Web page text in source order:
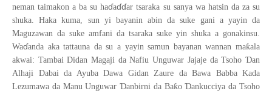
neman taimakon a ba su haɗaɗɗar tsaraka su sanya wa hatsin da za su
shuka. Haka kuma, sun yi bayanin abin da suke gani a yayin da
Maguzawan da suke amfani da tsaraka suke yin shuka a gonakinsu.
Waɗanda aka tattauna da su a yayin samun bayanan wannan maƙala
akwai: Tambai Didan Magaji da Nafiu Unguwar Jajaje da Tsoho Ɗan
Alhaji Dabai da Ayuba Dawa Gidan Zaure da Bawa Babba Kada
Lezumawa da Manu UnguwarƊanbirni da BaƙoƊankucciya da Tsoho